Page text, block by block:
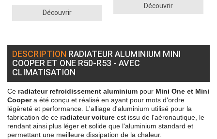
Découvrir
Découvrir
DESCRIPTION RADIATEUR ALUMINIUM MINI
COOPER ET ONE R50-R53 - AVEC
CLIMATISATION
Ce radiateur refroidissement aluminium pour Mini One et Mini
Coopera été conçu et réalisé en ayant pour mots d'ordre
légèreté et performance. L'alliage d'aluminium utilisé pour la
fabrication de ce radiateur voiture est issu de l'aéronautique, le
rendant ainsi plus léger et solide que l'aluminium standard et
permettant une meilleure dissipation de la chaleur.